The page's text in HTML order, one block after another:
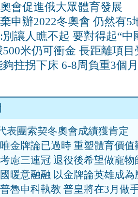
會促進俄大眾體育發展
申辦2022冬奧會 仍然有5
讓人瞧不起 要對得起“中
米仍可衝金 長距離項目
拄拐下床 6-8周負重3個
表團索契冬奧會成績獲肯定
金牌論已過時 重塑體育價值
慮三連冠 退役後希望做寵物
暖意融融 以金牌論英雄成為
魯申科執教 普皇將在3月做